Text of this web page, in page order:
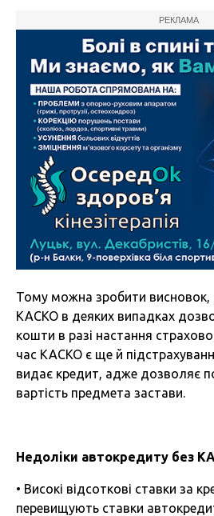
РЕКЛАМА
Тому можна зробити висновок,
КАСКО в деяких випадках
кошти в разі настання
час КАСКО є ще й
видає кредит, адже дозволяє
вартість предмета застави.
Недоліки автокредиту без
• Високі відсоткові ставки за
перевищують ставки